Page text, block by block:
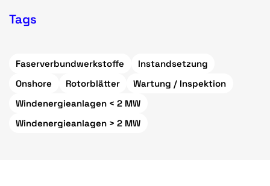
Tags
Faserverbundwerkstoffe
Instandsetzung
Onshore
Rotorblätter
Wartung / Inspektion
Windenergieanlagen < 2 MW
Windenergieanlagen > 2 MW